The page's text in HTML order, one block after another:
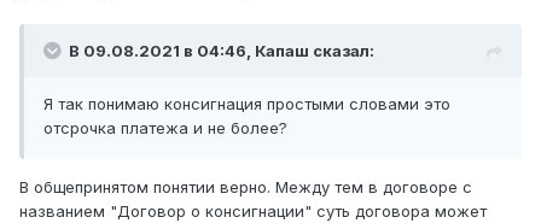
В 09.08.2021 в 04:46, Капаш сказал:
Я так понимаю консигнация простыми словами это
отсрочка платежа и не более?
В общепринятом понятии верно. Между тем в договоре с
названием "Договор о консигнации" суть договора может